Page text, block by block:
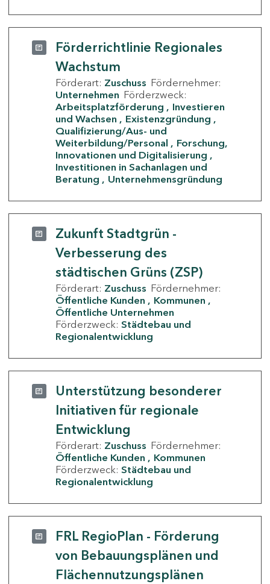
Förderrichtlinie Regionales
Wachstum
Förderart: Zuschuss Fördernehmer:
Unternehmen Förderzweck:
Arbeitsplatzförderung
Investieren
und Wachsen
Existenzgründung
Qualifizierung/Aus- und
Weiterbildung/Personal
Forschung,
Innovationen und Digitalisierung
Investitionen in Sachanlagen und
Beratung
Unternehmensgründung
Zukunft Stadtgrün -
Verbesserung des
städtischen Grüns (ZSP)
Förderart: Zuschuss Fördernehmer:
Öffentliche Kunden
Kommunen
Öffentliche Unternehmen
Förderzweck: Städtebau und
Regionalentwicklung
Unterstützung besonderer
Initiativen für regionale
Entwicklung
Förderart: Zuschuss Fördernehmer:
Öffentliche Kunden
Kommunen
Förderzweck: Städtebau und
Regionalentwicklung
FRL RegioPlan - Förderung
von Bebauungsplänen und
Flächennutzungsplänen